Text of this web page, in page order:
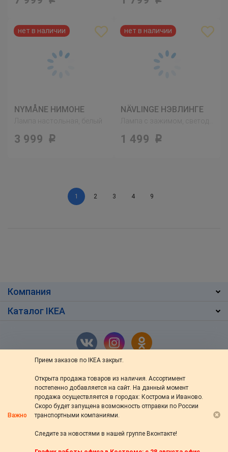
Важно
Прием заказов по IKEA закрыт.
Открыта продажа товаров из наличия. Ассортимент
постепенно добавляется на сайт. На данный момент
продажа осуществляется в городах: Кострома и Иваново.
Скоро будет запущена возможность отправки по России
транспортными компаниями.
Следите за новостями в нашей группе Вконтакте!
NYMÅNE НИМОНЕ
Лампа настольная, белый
3 999 Р
NÄVLINGE НЭВЛИНГЕ
1 499 Р
1 2 3 4 9
Компания
Каталог IKEA
г. Кострома,ул. Ив.Сусанина 48/76
+7 (4942) 46-13-64
пн — вс: с 10:00 до 20:00